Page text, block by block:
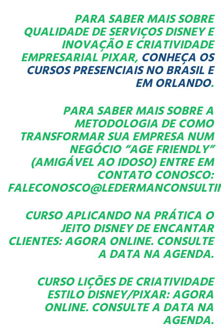
PARA SABER MAIS SOBRE
QUALIDADE DE SERVIÇOS DISNEY E
INOVAÇÃO E CRIATIVIDADE
EMPRESARIAL PIXAR, CONHEÇA OS
CURSOS PRESENCIAIS NO BRASIL E
EM ORLANDO.
PARA SABER MAIS SOBRE A
METODOLOGIA DE COMO
TRANSFORMAR SUA EMPRESA NUM
NEGÓCIO “AGE FRIENDLY”
(AMIGÁVEL AO IDOSO) ENTRE EM
CONTATO CONOSCO:
CURSO APLICANDO NA PRÁTICA O
JEITO DISNEY DE ENCANTAR
CLIENTES: AGORA ONLINE. CONSULTE
A DATA NA AGENDA.
CURSO LIÇÕES DE CRIATIVIDADE
ESTILO DISNEY/PIXAR:AGORA
ONLINE. CONSULTE A DATA NA
AGENDA.